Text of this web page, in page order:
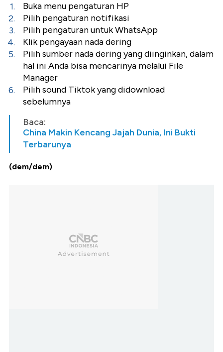
Buka menu pengaturan HP
Pilih pengaturan notifikasi
Pilih pengaturan untuk WhatsApp
Klik pengayaan nada dering
Pilih sumber nada dering yang diinginkan, dalam
hal ini Anda bisa mencarinya melalui File
Manager
Pilih sound Tiktok yang didownload
sebelumnya
Baca:
China Makin Kencang Jajah Dunia, Ini Bukti
Terbarunya
(dem/dem)